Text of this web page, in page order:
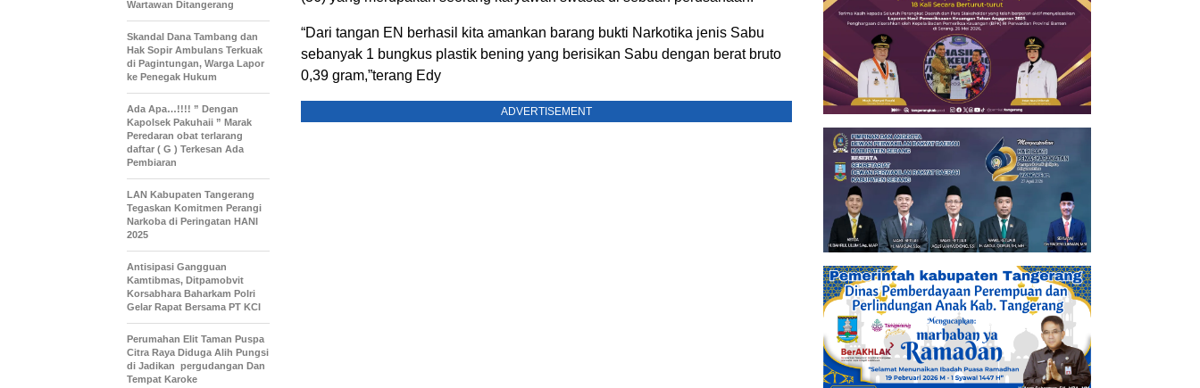
“Dari tangan EN berhasil kita amankan barang bukti Narkotika jenis Sabu
sebanyak 1 bungkus plastik bening yang berisikan Sabu dengan berat bruto
0,39 gram,”terang Edy
ADVERTISEMENT
Wartawan Ditangerang
Skandal Dana Tambang dan
Hak Sopir Ambulans Terkuak
di Pagintungan, Warga Lapor
ke Penegak Hukum
Ada Apa…!!!! ” Dengan
Kapolsek Pakuhaii ” Marak
Peredaran obat terlarang
daftar ( G ) Terkesan Ada
Pembiaran
LAN Kabupaten Tangerang
Tegaskan Komitmen Perangi
Narkoba di Peringatan HANI
2025
Antisipasi Gangguan
Kamtibmas, Ditpamobvit
Korsabhara Baharkam Polri
Gelar Rapat Bersama PT KCI
Perumahan Elit Taman Puspa
Citra Raya Diduga Alih Pungsi
di Jadikan pergudangan Dan
Tempat Karoke